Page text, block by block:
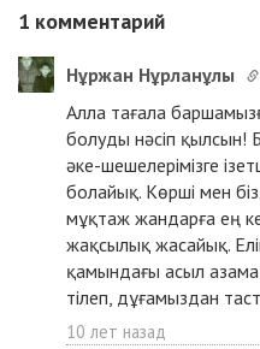
1 комментарий
Нұржан Нұрланұлы
Алла тағала
болуды нәсіп
әке-шешелерімізге
болайық. Көрші мен
мұқтаж жандарға ең
жақсылық жасайық.
қамындағы асыл
тілеп, дұғамыздан
10 лет назад